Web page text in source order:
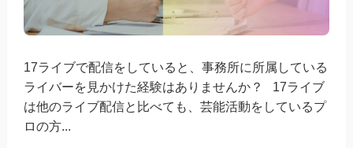
17ライブで配信をしていると、事務所に所属している
ライバーを見かけた経験はありませんか？ 17ライブ
は他のライブ配信と比べても、芸能活動をしているプ
ロの方...